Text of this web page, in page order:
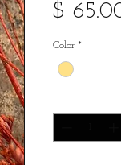
$
Color *